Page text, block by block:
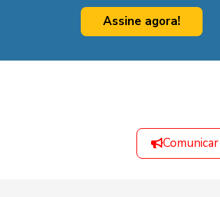
Assine agora!